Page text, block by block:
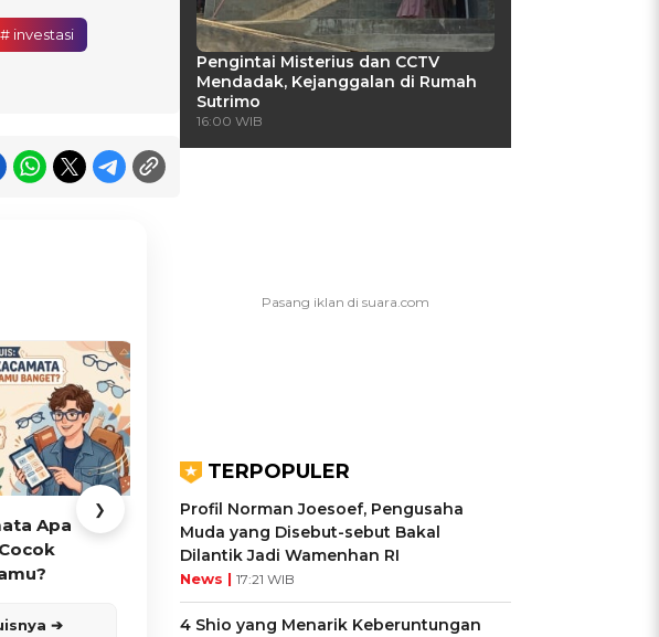
# investasi
Apa
➔
KUIS: Sepatu Mana yang
Cocok dengan
Kepribadianmu?
Ikuti Kuisnya ➔
KUIS: Seberapa Kenal
Ikuti Kuisnya ➔
❯
Pengintai Misterius dan CCTV
Mendadak, Kejanggalan di Rumah
Sutrimo
16:00 WIB
TERPOPULER
Profil Norman Joesoef, Pengusaha
Muda yang Disebut-sebut Bakal
Dilantik Jadi Wamenhan RI
News | 17:21 WIB
4 Shio yang Menarik Keberuntungan